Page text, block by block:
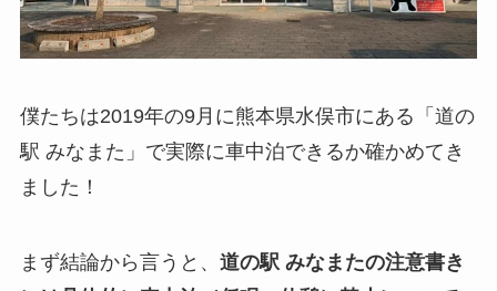
僕たちは2019年の9月に熊本県水俣市にある「道の
駅 みなまた」で実際に車中泊できるか確かめてき
ました！
まず結論から言うと、 道の駅 みなまたの注意書き